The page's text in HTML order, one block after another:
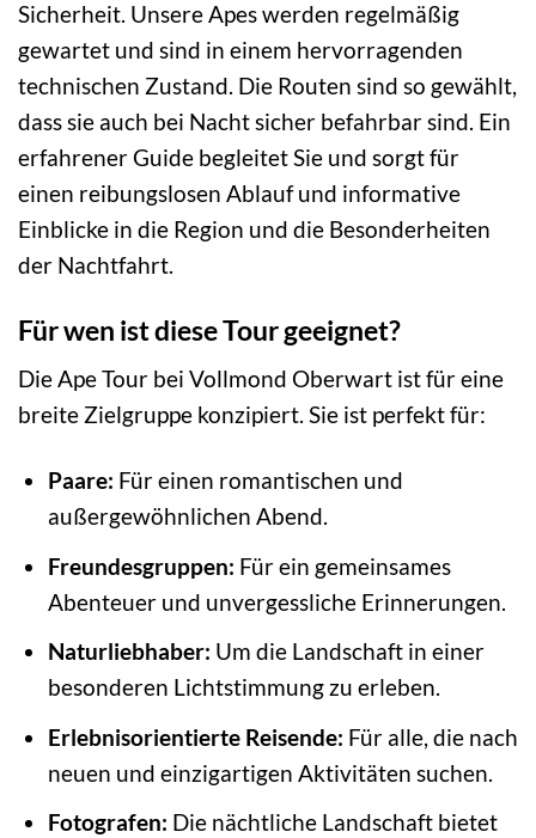
Sicherheit. Unsere Apes werden regelmäßig
gewartet und sind in einem hervorragenden
technischen Zustand. Die Routen sind so gewählt,
dass sie auch bei Nacht sicher befahrbar sind. Ein
erfahrener Guide begleitet Sie und sorgt für
einen reibungslosen Ablauf und informative
Einblicke in die Region und die Besonderheiten
der Nachtfahrt.
Für wen ist diese Tour geeignet?
Die Ape Tour bei Vollmond Oberwart ist für eine
breite Zielgruppe konzipiert. Sie ist perfekt für:
Paare: Für einen romantischen und
außergewöhnlichen Abend.
Freundesgruppen: Für ein gemeinsames
Abenteuer und unvergessliche Erinnerungen.
Naturliebhaber: Um die Landschaft in einer
besonderen Lichtstimmung zu erleben.
Erlebnisorientierte Reisende: Für alle, die nach
neuen und einzigartigen Aktivitäten suchen.
Fotografen: Die nächtliche Landschaft bietet